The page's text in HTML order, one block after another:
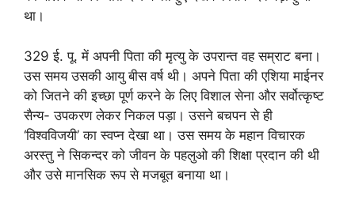
था।
329 ई. पू. में अपनी पिता की मृत्यु के उपरान्त वह सम्राट बना।
उस समय उसकी आयु बीस वर्ष थी। अपने पिता की एशिया माईनर
को जितने की इच्छा पूर्ण करने के लिए विशाल सेना और सर्वोत्कृष्ट
सैन्य- उपकरण लेकर निकल पड़ा। उसने बचपन से ही
‘विश्वविजयी’ का स्वप्न देखा था। उस समय के महान विचारक
अरस्तु ने सिकन्दर को जीवन के पहलुओ की शिक्षा प्रदान की थी
और उसे मानसिक रूप से मजबूत बनाया था।